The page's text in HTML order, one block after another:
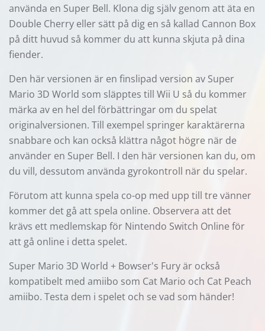
använda en Super Bell. Klona dig själv genom att äta en
Double Cherry eller sätt på dig en så kallad Cannon Box
på ditt huvud så kommer du att kunna skjuta på dina
fiender.
Den här versionen är en finslipad version av Super
Mario 3D World som släpptes till Wii U så du kommer
märka av en hel del förbättringar om du spelat
originalversionen. Till exempel springer karaktärerna
snabbare och kan också klättra något högre när de
använder en Super Bell. I den här versionen kan du, om
du vill, dessutom använda gyrokontroll när du spelar.
Förutom att kunna spela co-op med upp till tre vänner
kommer det gå att spela online. Observera att det
krävs ett medlemskap för Nintendo Switch Online för
att gå online i detta spelet.
Super Mario 3D World + Bowser's Fury är också
kompatibelt med amiibo som Cat Mario och Cat Peach
amiibo. Testa dem i spelet och se vad som händer!